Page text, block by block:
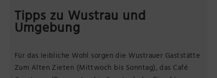
Tipps zu Wustrau und
Umgebung
Für das leibliche Wohl sorgen die Wustrauer Gaststätte
Zum Alten Zieten (Mittwoch bis Sonntag), das Café